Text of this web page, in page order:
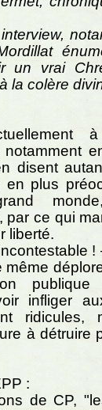
un vrai
la colère
disent
plus
par ce qui
liberté.
infliger
ridicules,
à détruire
:
de CP,